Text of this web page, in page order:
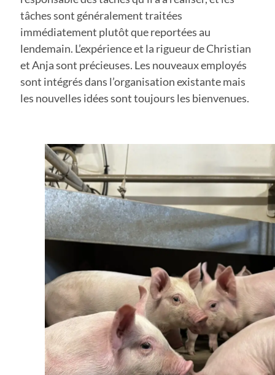
tâches sont généralement traitées
immédiatement plutôt que reportées au
lendemain. L’expérience et la rigueur de Christian
et Anja sont précieuses. Les nouveaux employés
sont intégrés dans l’organisation existante mais
les nouvelles idées sont toujours les bienvenues.